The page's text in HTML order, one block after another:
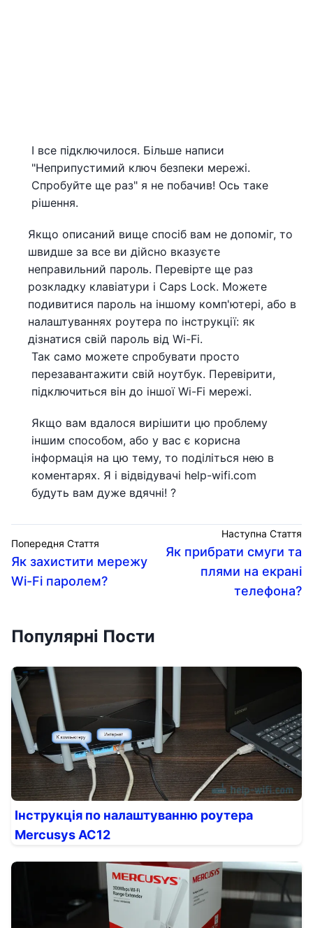
І все підключилося. Більше написи
"Неприпустимий ключ безпеки мережі.
Спробуйте ще раз" я не побачив! Ось таке
рішення.
Якщо описаний вище спосіб вам не допоміг, то
швидше за все ви дійсно вказуєте
неправильний пароль. Перевірте ще раз
розкладку клавіатури і Caps Lock. Можете
подивитися пароль на іншому комп'ютері, або в
налаштуваннях роутера по інструкції: як
дізнатися свій пароль від Wi-Fi.
Так само можете спробувати просто
перезавантажити свій ноутбук. Перевірити,
підключиться він до іншої Wi-Fi мережі.
Якщо вам вдалося вирішити цю проблему
іншим способом, або у вас є корисна
інформація на цю тему, то поділіться нею в
коментарях. Я і відвідувачі help-wifi.com
будуть вам дуже вдячні! ?
Попередня Стаття
Як захистити мережу
Wi-Fi паролем?
Наступна Стаття
Як прибрати смуги та
плями на екрані
телефона?
Популярні Пости
Інструкція по налаштуванню роутера
Mercusys AC12